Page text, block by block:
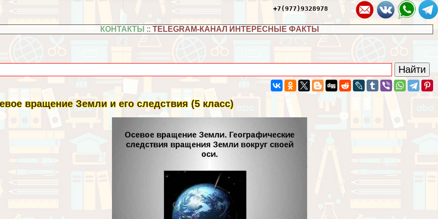
+7(977)9328978
КОНТАКТЫ ::TELEGRAM-КАНАЛ ИНТЕРЕСНЫЕ ФАКТЫ
вращение Земли и его следствия (5 класс)